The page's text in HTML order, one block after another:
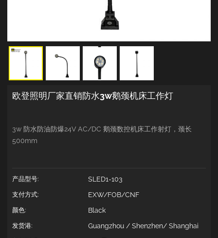
欧登照明厂家直销防水3w鹅颈机床工作灯
3w 防水防油防爆24V AC/DC 鹅颈数控机床工作射灯，颈长
500mm
产品型号: SLED1-103
支付方式: EXW/FOB/CNF
颜色: Black
发货港: Guangzhou / Shenzhen/ Shanghai